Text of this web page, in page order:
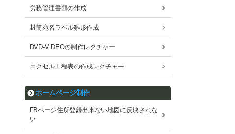
労務管理書類の作成
封筒宛名ラベル雛形作成
DVD-VIDEOの制作レクチャー
エクセル工程表の作成レクチャー
ホームページ制作
FBページ住所登録出来ない地図に反映されな
い